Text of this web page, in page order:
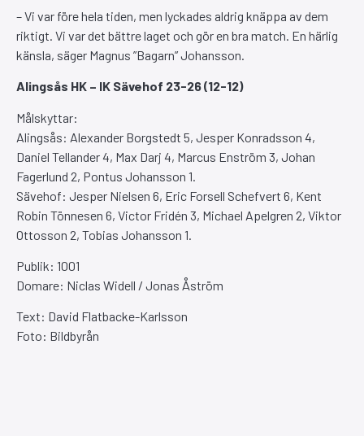
– Vi var före hela tiden, men lyckades aldrig knäppa av dem
riktigt. Vi var det bättre laget och gör en bra match. En härlig
känsla, säger Magnus ”Bagarn” Johansson.
Alingsås HK – IK Sävehof 23-26 (12-12)
Målskyttar:
Alingsås: Alexander Borgstedt 5, Jesper Konradsson 4,
Daniel Tellander 4, Max Darj 4, Marcus Enström 3, Johan
Fagerlund 2, Pontus Johansson 1.
Sävehof: Jesper Nielsen 6, Eric Forsell Schefvert 6, Kent
Robin Tönnesen 6, Victor Fridén 3, Michael Apelgren 2, Viktor
Ottosson 2, Tobias Johansson 1.
Publik: 1001
Domare: Niclas Widell / Jonas Åström
Text: David Flatbacke-Karlsson
Foto: Bildbyrån